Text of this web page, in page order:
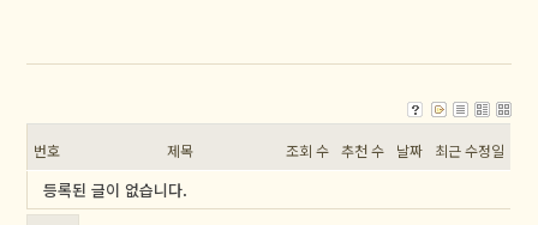
번호 제목 조회 수 추천 수 날짜 최근 수정일
등록된 글이 없습니다.